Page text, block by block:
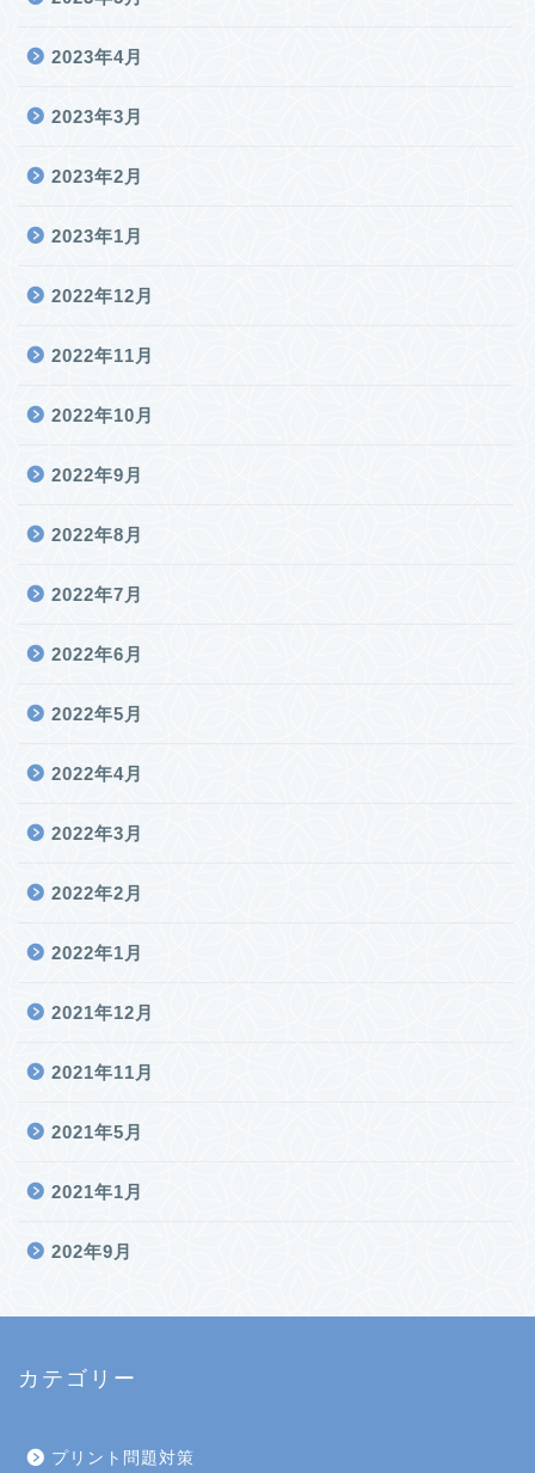
2023年4月
2023年3月
2023年2月
2023年1月
2022年12月
2022年11月
2022年10月
2022年9月
2022年8月
2022年7月
2022年6月
2022年5月
2022年4月
2022年3月
2022年2月
2022年1月
2021年12月
2021年11月
2021年5月
2021年1月
202年9月
カテゴリー
プリント問題対策